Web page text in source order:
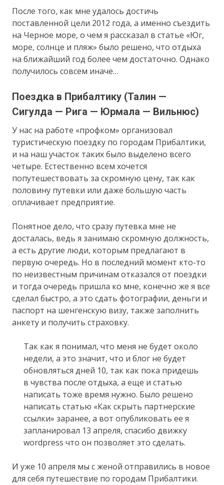
После того, как мне удалось достичь
поставленной цели 2012 года, а именно съездить
на Черное море, о чем я рассказал в статье «Юг,
море, солнце и пляж» было решено, что отдыха
на ближайший год более чем достаточно. Однако
получилось совсем иначе…
Поездка в Прибалтику (Талин —
Сигулда — Рига — Юрмала — Вильнюс)
У нас на работе «профком» организовал
туристическую поездку по городам Прибалтики,
и на наш участок таких было выделено всего
четыре. Естественно всем хочется
попутешествовать за скромную цену, так как
половину путевки или даже большую часть
оплачивает предприятие.
Понятное дело, что сразу путевка мне не
досталась, ведь я занимаю скромную должность,
а есть другие люди, которым предлагают в
первую очередь. Но в последний момент кто-то
по неизвестным причинам отказался от поездки
и тогда очередь пришла ко мне, конечно же я все
сделал быстро, а это сдать фотографии, деньги и
паспорт на шенгенскую визу, также заполнить
анкету и получить страховку.
Так как я понимал, что меня не будет около
недели, а это значит, что и блог не будет
обновляться дней 10, так как пока придешь
в чувства после отдыха, а еще и статью
написать тоже время нужно. Было решено
написать статью «Как скрыть партнерские
ссылки» заранее, а вот опубликовать ее я
запланировал 13 апреля, спасибо движку
wordpress что он позволяет это сделать.
И уже 10 апреля мы с женой отправились в новое
для себя путешествие по городам Прибалтики.